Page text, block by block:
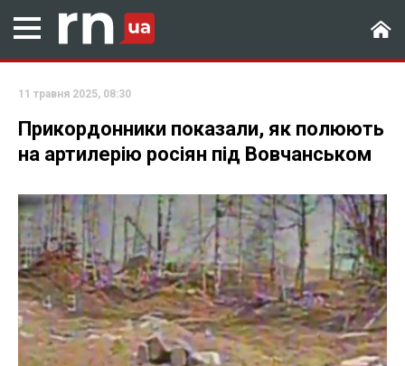
11 травня 2025, 08:30
Прикордонники показали, як полюють
на артилерію росіян під Вовчанськом